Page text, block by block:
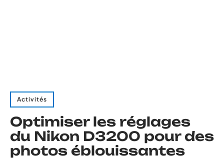
Activités
Optimiser les réglages
du Nikon D3200 pour des
photos éblouissantes